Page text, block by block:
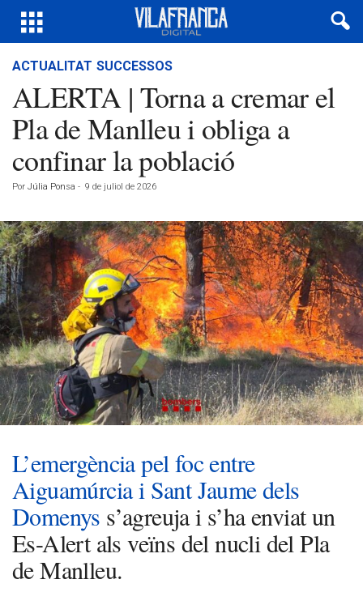
ACTUALITAT SUCCESSOS
ALERTA | Torna a cremar el
Pla de Manlleu i obliga a
confinar la població
Por Júlia Ponsa - 9 de juliol de 2026
L’emergència pel foc entre
Aiguamúrcia i Sant Jaume dels
Domenys s’agreuja i s’ha enviat un
Es-Alert als veïns del nucli del Pla
de Manlleu.